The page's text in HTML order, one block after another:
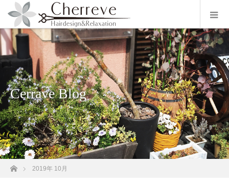
Cerrave Blog
ホーム2019年 10月